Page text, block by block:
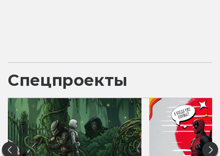
Спецпроекты